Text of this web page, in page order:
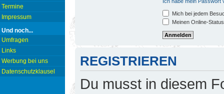
Termine
Impressum
Und noch...
Umfragen
Links
Werbung bei uns
Datenschutzklausel
Mich bei jedem
Meinen Online-
REGISTRIEREN
Du musst in diesem